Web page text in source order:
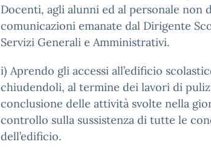
Docenti, agli alunni ed al personale non
comunicazioni emanate dal Dirigente
Servizi Generali e Amministrativi.
i) Aprendo gli accessi all’edificio
chiudendoli, al termine dei lavori di
conclusione delle attività svolte nella
controllo sulla sussistenza di tutte le
dell’edificio.